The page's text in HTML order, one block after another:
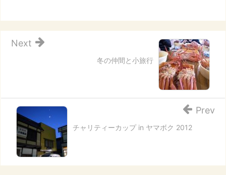
冬の仲間と小旅行
Next
チャリティーカップ in ヤマボク 2012
Prev